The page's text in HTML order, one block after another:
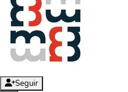
Seguir